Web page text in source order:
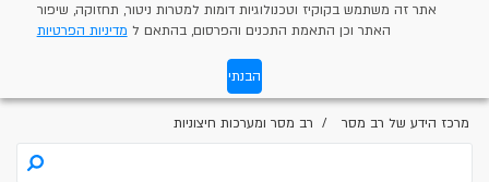
אתר זה משתמש בקוקיז וטכנולוגיות דומות למטרות ניטור, תחזוקה, שיפור
האתר וכן התאמת התכנים והפרסום, בהתאם ל מדיניות הפרטיות
הבנתי
מרכז הידע של רב מסר רב מסר ומערכות חיצוניות